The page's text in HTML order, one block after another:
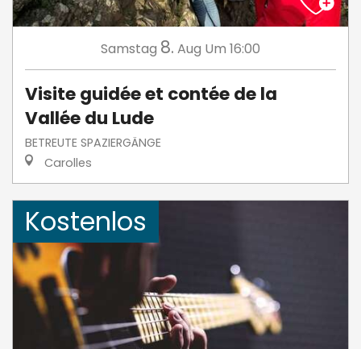
Samstag 8. Aug Um 16:00
Visite guidée et contée de la
Vallée du Lude
BETREUTE SPAZIERGÄNGE
Carolles
Kostenlos